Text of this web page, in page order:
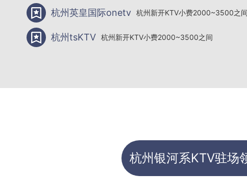
杭州英皇国际onetv 杭州新开KTV小费2000~3500之间
杭州tsKTV 杭州新开KTV小费2000~3500之间
杭州银河系KTV驻场